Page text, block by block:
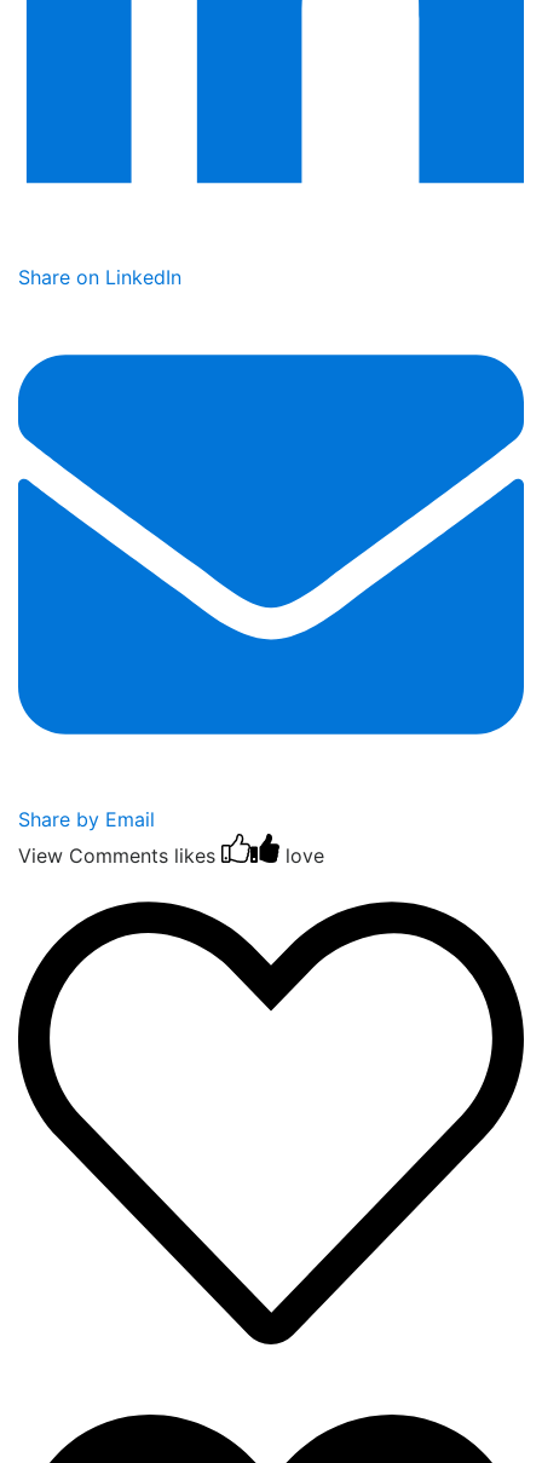
Share on LinkedIn
Share by Email
View Comments likes love